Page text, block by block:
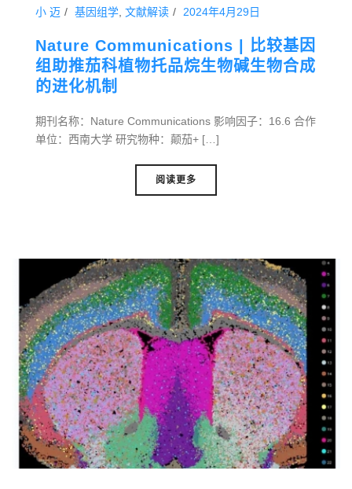
小 迈 基因组学 文献解读 2024年4月29日
Nature Communications | 比较基因
组助推茄科植物托品烷生物碱生物合成
的进化机制
期刊名称：Nature Communications 影响因子：16.6 合作
单位：西南大学 研究物种：颠茄+ […]
阅读更多